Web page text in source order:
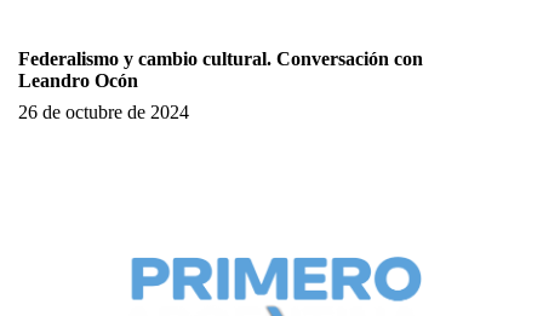
Federalismo y cambio cultural. Conversación con
Leandro Ocón
26 de octubre de 2024